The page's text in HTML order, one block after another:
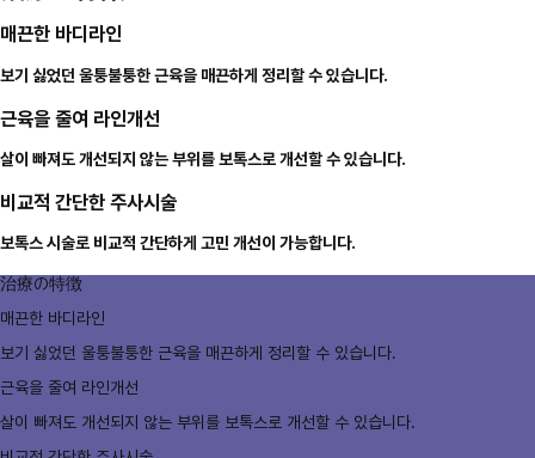
매끈한 바디라인
보기 싫었던 울퉁불퉁한 근육을 매끈하게 정리할 수 있습니다.
근육을 줄여 라인개선
살이 빠져도 개선되지 않는 부위를 보톡스로 개선할 수 있습니다.
비교적 간단한 주사시술
보톡스 시술로 비교적 간단하게 고민 개선이 가능합니다.
治療の特徴
매끈한 바디라인
보기 싫었던 울퉁불퉁한 근육을 매끈하게 정리할 수 있습니다.
근육을 줄여 라인개선
살이 빠져도 개선되지 않는 부위를 보톡스로 개선할 수 있습니다.